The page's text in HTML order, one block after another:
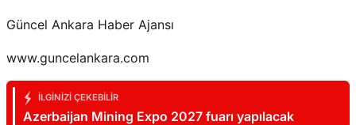
Güncel Ankara Haber Ajansı
www.guncelankara.com
İLGINIZI ÇEKEBILIR
Azerbaijan Mining Expo 2027 fuarı yapılacak